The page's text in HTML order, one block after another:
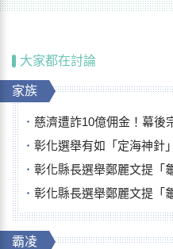
大家都在討論
家族
慈濟遭詐10億佣金！幕後宗教大師
彰化選舉有如「定海神針」
彰化縣長選舉鄭麗文提「龜兔賽
彰化縣長選舉鄭麗文提「龜兔賽
霸凌